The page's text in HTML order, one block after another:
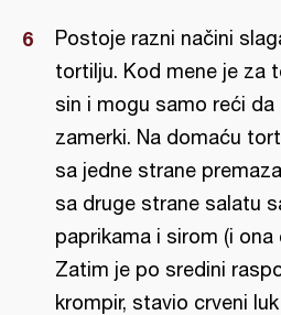
Postoje razni načini
tortilju. Kod mene je za
sin i mogu samo reći da
zamerki. Na domaću
sa jedne strane
sa druge strane salatu
paprikama i sirom (i ona
Zatim je po sredini
krompir, stavio crveni